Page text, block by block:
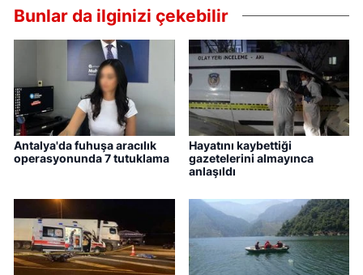
Bunlar da ilginizi çekebilir
Antalya'da fuhuşa aracılık
operasyonunda 7 tutuklama
Hayatını kaybettiği
gazetelerini almayınca
anlaşıldı